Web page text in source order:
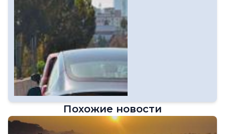
Похожие новости